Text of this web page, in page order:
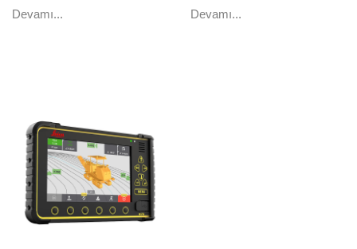
Devamı...
Devamı...